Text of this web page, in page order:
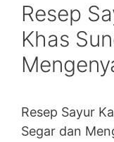
Resep
Khas
Resep Sayur
Segar dan